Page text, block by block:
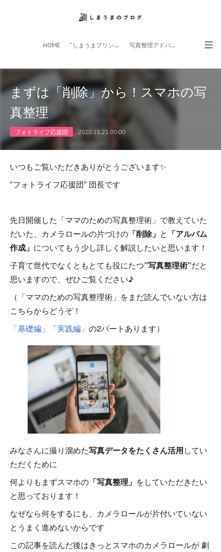
HOME ”しまうまプリント”サイト 写真整理アドバイザー
フォトライフ応援団 スマホアプリ
まずは「削除」から！スマホの写
真整理
フォトライフ応援団 2020.11.21 00:00
いつもご覧いただきありがとうございます✨
″フォトライフ応援団″ 団長です
先日開催した「ママのための写真整理術」で教えていた
だいた、カメラロールの片づけの 「削除」 と 「アルバム
作成」 についてもう少し詳しく解説したいと思います！
子育て世代でなくともとても役にたつ”写真整理術”だと
思いますので、ぜひご覧ください♪
（「ママのための写真整理術」をまだ読んでいない方は
こちらからどうぞ！
「基礎編」
「実践編」 の2パートあります）
みなさんに撮り溜めた写真データをたくさん活用してい
ただくために
何よりもまずスマホの 「写真整理」 をしていただきたい
と思っております！
なぜなら何をするにも、カメラロールが片付いていない
とうまく進めないからです
この記事を読んだ後はきっとスマホのカメラロールが 劇